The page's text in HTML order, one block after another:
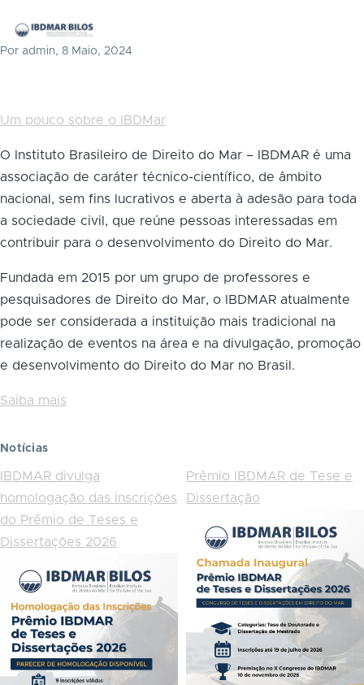
Por admin, 8 Maio, 2024
Um pouco sobre o IBDMar
O Instituto Brasileiro de Direito do Mar – IBDMAR é uma
associação de caráter técnico-científico, de âmbito
nacional, sem fins lucrativos e aberta à adesão para toda
a sociedade civil, que reúne pessoas interessadas em
contribuir para o desenvolvimento do Direito do Mar.
Fundada em 2015 por um grupo de professores e
pesquisadores de Direito do Mar, o IBDMAR atualmente
pode ser considerada a instituição mais tradicional na
realização de eventos na área e na divulgação, promoção
e desenvolvimento do Direito do Mar no Brasil.
Saiba mais
Notícias
IBDMAR divulga
homologação das inscrições
do Prêmio de Teses e
Dissertações 2026
Prêmio IBDMAR de Tese e
Dissertação